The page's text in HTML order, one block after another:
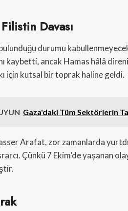
Davası
durumu
kaybetti, ancak Hamas hâlâ
için kutsal bir toprak haline geldi.
Gaza'daki Tüm Sektörlerin
Arafat, zor zamanlarda
Çünkü 7 Ekim’de yaşanan